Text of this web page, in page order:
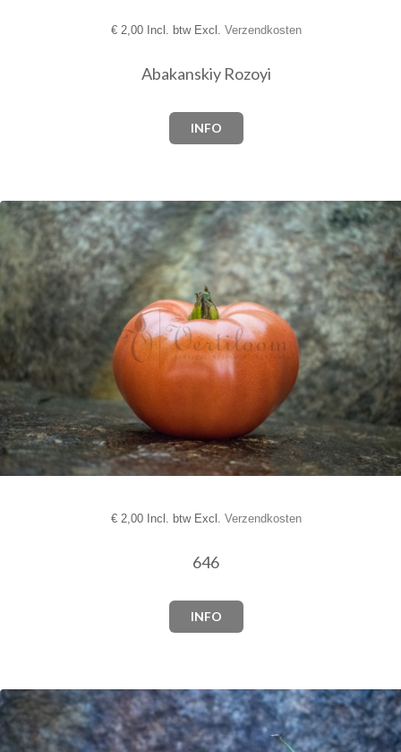
€2,00 Incl. btw Excl. Verzendkosten
Abakanskiy Rozoyi
INFO
€2,00 Incl. btw Excl. Verzendkosten
646
INFO